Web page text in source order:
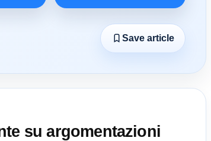
Save article
su argomentazioni